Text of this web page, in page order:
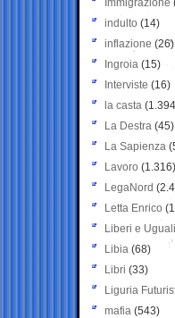
Immigrazione
indulto (14)
inflazione (26)
Ingroia (15)
Interviste (16)
la casta
La Destra (45)
La Sapienza
Lavoro (1.316)
LegaNord
Letta Enrico
Liberi e Uguali
Libia (68)
Libri (33)
Liguria
mafia (543)